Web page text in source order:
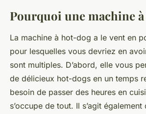
Pourquoi une machine
La machine à hot-dog a le vent en
pour lesquelles vous devriez en
sont multiples. D’abord, elle vous
de délicieux hot-dogs en un temps
besoin de passer des heures en
s’occupe de tout. Il s’agit également